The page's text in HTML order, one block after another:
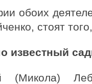
обоих
стоят
известный
(Микола)